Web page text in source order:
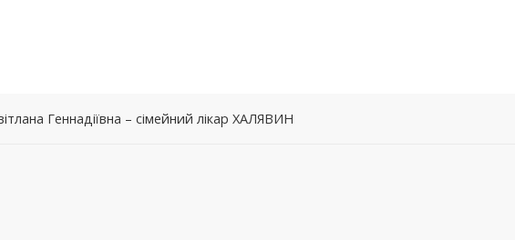
Геннадіївна – сімейний лікар ХАЛЯВИН